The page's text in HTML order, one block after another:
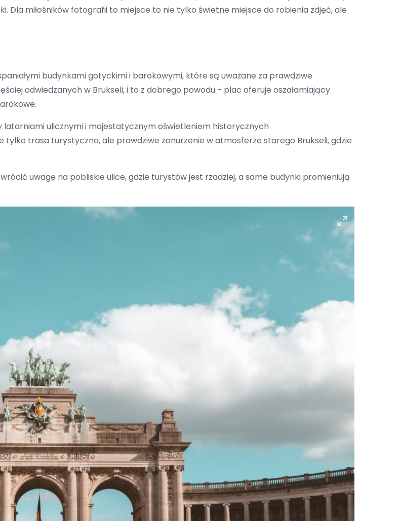
Dla miłośników fotografii to miejsce to nie tylko świetne miejsce do robienia zdjęć, ale
budynkami gotyckimi i barokowymi, które są uważane za prawdziwe
odwiedzanych w Brukseli, i to z dobrego powodu - plac oferuje oszałamiający
ulicznymi i majestatycznym oświetleniem historycznych
tylko trasa turystyczna, ale prawdziwe zanurzenie w atmosferze starego Brukseli, gdzie
uwagę na pobliskie ulice, gdzie turystów jest rzadziej, a same budynki promieniują